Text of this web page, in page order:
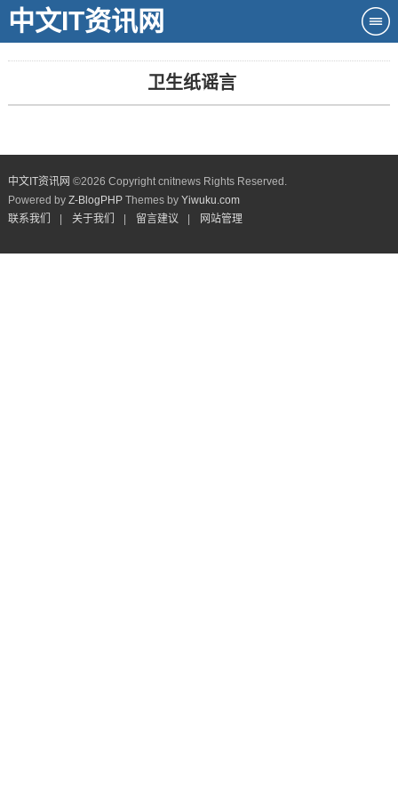
中文IT资讯网
卫生纸谣言
中文IT资讯网 ©2026 Copyright cnitnews Rights Reserved.
Powered by Z-BlogPHPThemes by Yiwuku.com
联系我们
关于我们 留言建议 网站管理